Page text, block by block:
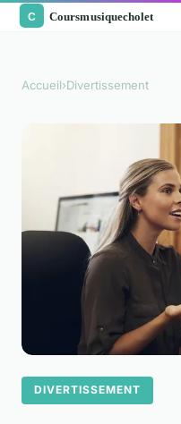
Accueil›Divertissement
DIVERTISSEMENT